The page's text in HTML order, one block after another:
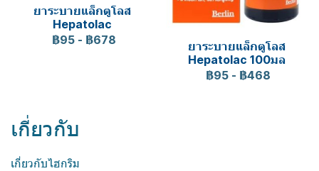
ยาระบายแล็กตูโลส
Hepatolac
฿95 - ฿678
ยาระบายแล็กตูโลส
Hepatolac 100มล
฿95 - ฿468
เกี่ยวกับ
เกี่ยวกับไฮกริม